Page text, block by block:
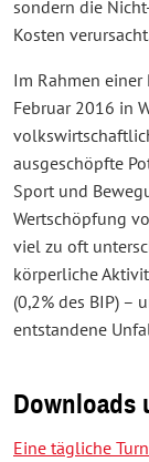
sondern die
Kosten
Im Rahmen einer
Februar 2016 in
ausgeschöpfte
Sport und
Wertschöpfung
viel zu oft
körperliche
(0,2% des BIP) –
entstandene
Downloads
Eine tägliche